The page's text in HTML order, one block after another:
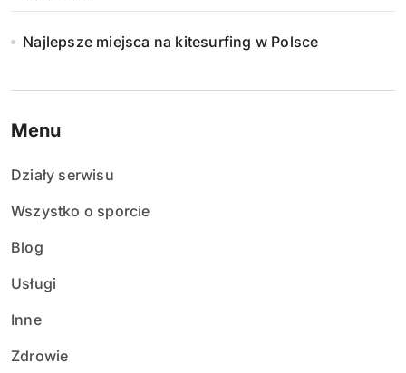
Najlepsze miejsca na kitesurfing w Polsce
Menu
Działy serwisu
Wszystko o sporcie
Blog
Usługi
Inne
Zdrowie